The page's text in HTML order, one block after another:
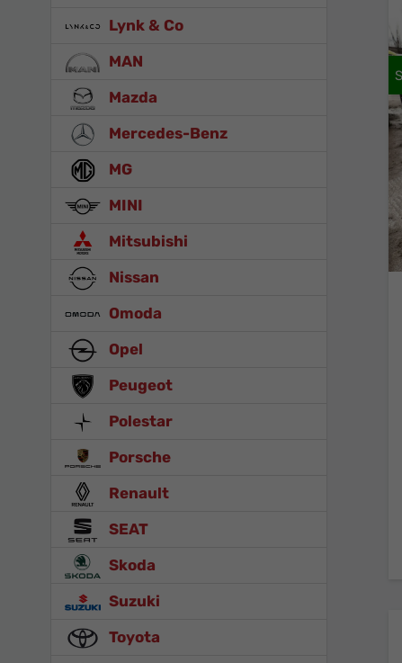
Lynk & Co
MAN
Mazda
Mercedes-Benz
MG
MINI
Mitsubishi
Nissan
Omoda
Opel
Peugeot
Polestar
Porsche
Renault
SEAT
Skoda
Suzuki
Toyota